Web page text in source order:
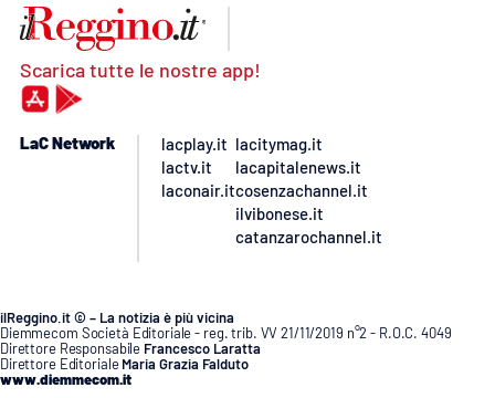
Scarica tutte le nostre app!
LaC Network
lacplay.it
lactv.it
laconair.it
lacitymag.it
lacapitalenews.it
cosenzachannel.it
ilvibonese.it
catanzarochannel.it
ilReggino.it © – La notizia è più vicina
Diemmecom Società Editoriale - reg. trib. VV 21/11/2019 n°2 - R.O.C. 4049
Direttore Responsabile Francesco Laratta
Direttore Editoriale Maria Grazia Falduto
www.diemmecom.it